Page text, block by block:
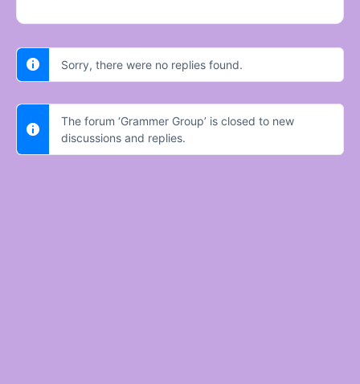
Sorry, there were no replies found.
The forum ‘Grammer Group’ is closed to new
discussions and replies.